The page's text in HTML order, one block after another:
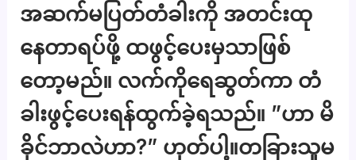
အဆက်မပြတ်တံခါးကို အတင်းထု
နေတာရပ်ဖို့ ထဖွင့်ပေးမှသာဖြစ်
တော့မည်။ လက်ကိုရေဆွတ်ကာ တံ
ခါးဖွင့်ပေးရန်ထွက်ခဲ့ရသည်။ ”ဟာ မိ
ခိုင်ဘာလဲဟာ?” ဟုတ်ပါ့။တခြားသူမ